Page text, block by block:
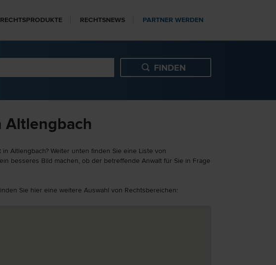
RECHTSPRODUKTE RECHTSNEWS PARTNER WERDEN
Altlengbach
Altlengbach? Weiter unten finden Sie eine Liste von
besseres Bild machen, ob der betreffende Anwalt für Sie in Frage
Sie hier eine weitere Auswahl von Rechtsbereichen: